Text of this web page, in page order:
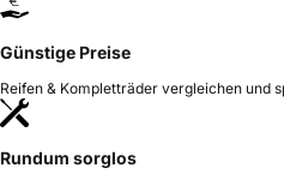
Günstige Preise
Reifen & Kompletträder vergleichen und
Rundum sorglos